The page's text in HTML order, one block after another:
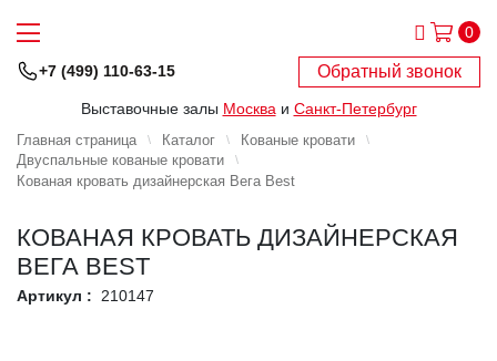
0
+7 (499) 110-63-15 Обратный звонок
Выставочные залы Москва и Санкт-Петербург
Главная страница Каталог
Кованые кровати
Двуспальные кованые кровати
Кованая кровать дизайнерская Вега Best
КОВАНАЯ КРОВАТЬ ДИЗАЙНЕРСКАЯ
ВЕГА BEST
Артикул : 210147